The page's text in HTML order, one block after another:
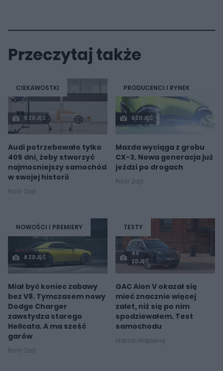
Przeczytaj także
CIEKAWOSTKI
9 ZDJĘĆ
Audi potrzebowało tylko
405 dni, żeby stworzyć
najmocniejszy samochód
w swojej historii
Piotr Zajt
PRODUCENCI I RYNEK
3 ZDJĘĆ
Mazda wyciąga z grobu
CX-3. Nowa generacja już
jeździ po drogach
Piotr Zajt
NOWOŚCI I PREMIERY
8 ZDJĘĆ
Miał być koniec zabawy
bez V8. Tymczasem nowy
Dodge Charger
zawstydza starego
Hellcata. A ma sześć
garów
Piotr Zajt
TESTY
40
ZDJĘĆ
GAC Aion V okazał się
mieć znacznie więcej
zalet, niż się po nim
spodziewałem. Test
samochodu
Marcin Napieraj